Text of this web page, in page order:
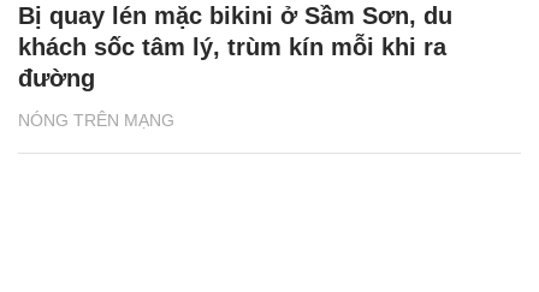
NÓNG TRÊN MẠNG
Bị quay lén mặc bikini ở Sầm Sơn, du
khách sốc tâm lý, trùm kín mỗi khi ra
đường